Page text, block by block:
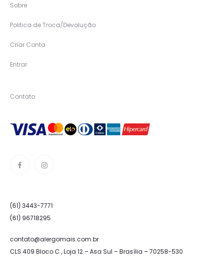
Sobre
Politica de Troca/Devolução
Criar Conta
Entrar
Contato
(61) 3443-7771
(61) 96718295
contato@alergomais.com.br
CLS 409 Bloco C , Loja 12 – Asa Sul – Brasília – 70258-530